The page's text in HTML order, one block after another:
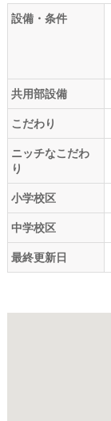
設備・条件
共用部設備
こだわり
ニッチなこだわ
り
小学校区
中学校区
最終更新日